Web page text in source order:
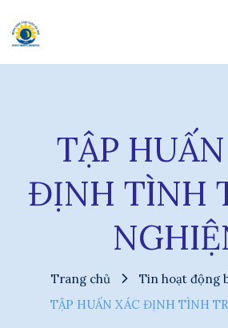
TẬP
ĐỊNH TÌNH
Trang chủ
Tin hoạt động
TẬP HUẤN XÁC ĐỊNH TÌNH